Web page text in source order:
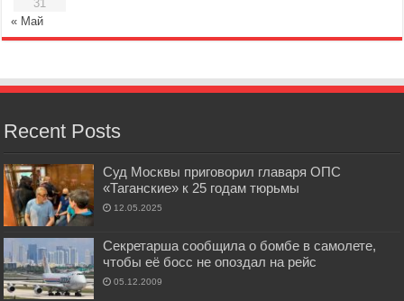
31
« Май
Recent Posts
Суд Москвы приговорил главаря ОПС
«Таганские» к 25 годам тюрьмы
12.05.2025
Секретарша сообщила о бомбе в самолете,
чтобы её босс не опоздал на рейс
05.12.2009